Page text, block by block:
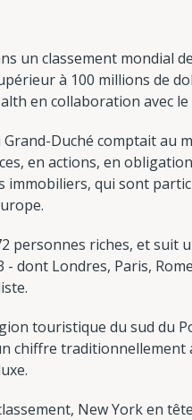
un classement mondial
à 100 millions de
en collaboration avec
Duché comptait au
en actions, en
immobiliers, qui sont
personnes riches, et
- dont Londres, Paris,
touristique du sud du
chiffre
New York en